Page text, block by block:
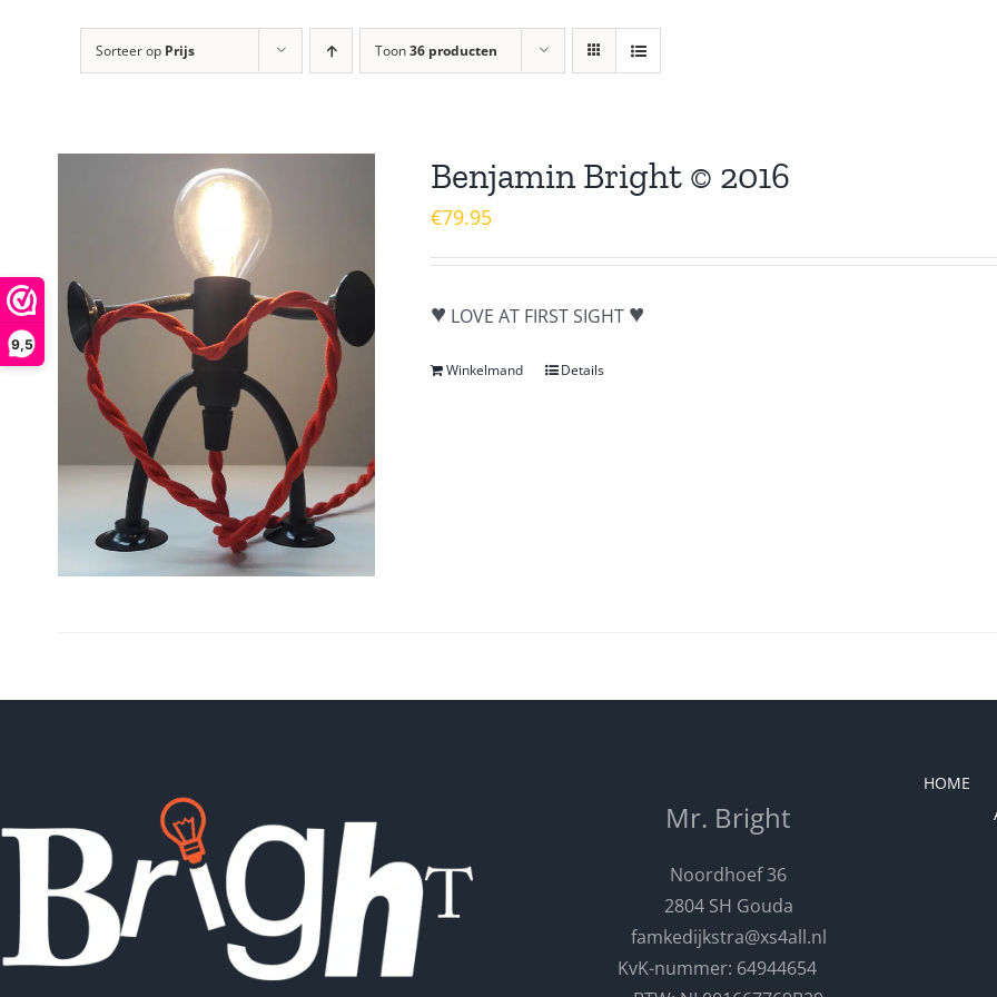
9,5
Sorteer op Prijs Toon36 producten
Benjamin Bright © 2016
€79.95
♥ LOVE AT FIRST SIGHT ♥
Winkelmand Details
Mr. Bright
Noordhoef 36
2804 SH Gouda
famkedijkstra@xs4all.nl
KvK-nummer: 64944654
HOME